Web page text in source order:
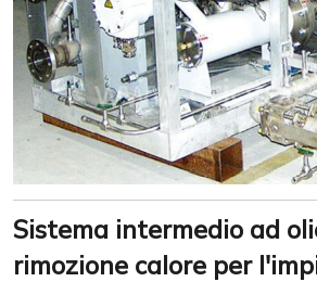
Sistema intermedio ad
rimozione calore per